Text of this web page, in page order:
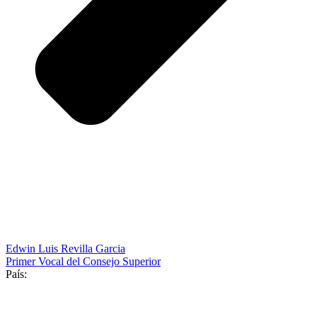
Edwin Luis Revilla Garcia
Primer Vocal del Consejo Superior
País: